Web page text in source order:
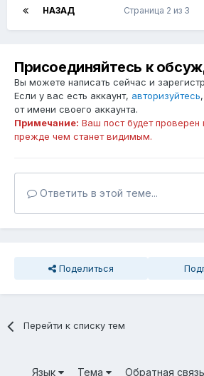
НАЗАД Страница 2 из 3
Присоединяйтесь к
Вы можете написать сейчас и
Если у вас есть аккаунт, авторизуйтесь
от имени своего аккаунта.
Примечание: Ваш пост будет
прежде чем станет видимым.
Ответить в этой теме...
Поделиться
Перейти к списку тем
Язык Тема Обратная связь